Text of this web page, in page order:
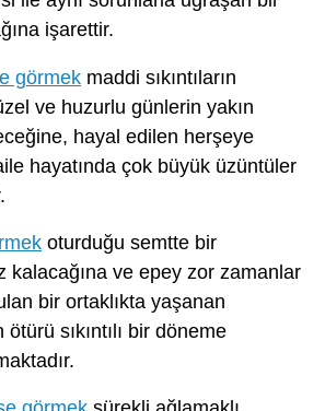
işarettir.
görmek maddi sıkıntıların
ve huzurlu günlerin yakın
hayal edilen herşeye
hayatında çok büyük üzüntüler
oturduğu semtte bir
kalacağına ve epey zor zamanlar
bir ortaklıkta yaşanan
sıkıntılı bir döneme